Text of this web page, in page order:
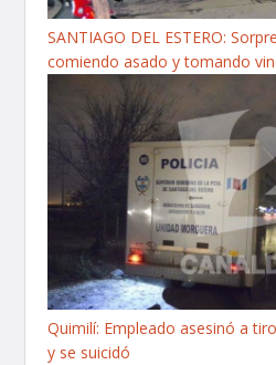
SANTIAGO DEL ESTERO:
comiendo asado y tomando
Quimilí: Empleado asesinó a
y se suicidó